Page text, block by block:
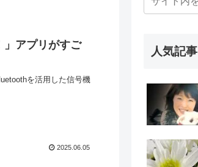
」アプリがすご
を活用した信号機
2025.06.05
人気記事